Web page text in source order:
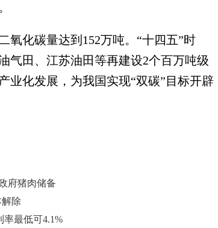
化碳量达到152万吨。“十四五”时
气田、江苏油田等再建设2个百万吨级
业化发展，为我国实现“双碳”目标开辟
府猪肉储备
除
最低可4.1%